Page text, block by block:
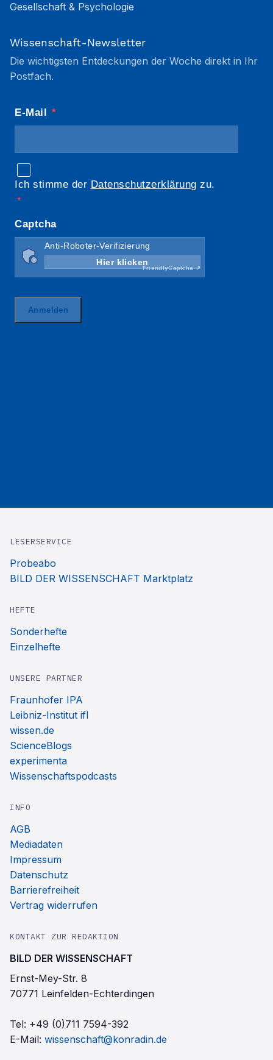
Gesellschaft & Psychologie
Wissenschaft-Newsletter
Die wichtigsten Entdeckungen der Woche direkt in Ihr
Postfach.
LESERSERVICE
Probeabo
BILD DER WISSENSCHAFT Marktplatz
HEFTE
Sonderhefte
Einzelhefte
UNSERE PARTNER
Fraunhofer IPA
Leibniz-Institut ifl
wissen.de
ScienceBlogs
experimenta
Wissenschaftspodcasts
INFO
AGB
Mediadaten
Impressum
Datenschutz
Barrierefreiheit
Vertrag widerrufen
KONTAKT ZUR REDAKTION
BILD DER WISSENSCHAFT
Ernst-Mey-Str. 8
70771 Leinfelden-Echterdingen
Tel: +49 (0)711 7594-392
E-Mail: wissenschaft@konradin.de